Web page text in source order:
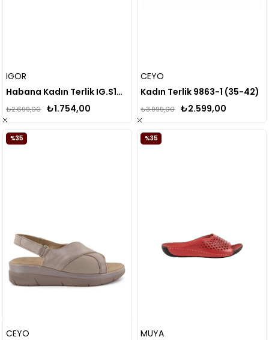
IGOR
Habana Kadın Terlik IG.S10327
₺1.754,00
₺2.699,00
CEYO
Kadın Terlik 9863-1 (35-42)
₺2.599,00
₺3.999,00
CEYO
%35
MUYA
%35